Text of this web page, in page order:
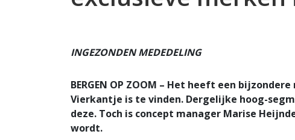
INGEZONDEN MEDEDELING
BERGEN OP ZOOM – Het heeft een
Vierkantje is te vinden. Dergelijke hoog-
deze. Toch is concept manager Marise
wordt.